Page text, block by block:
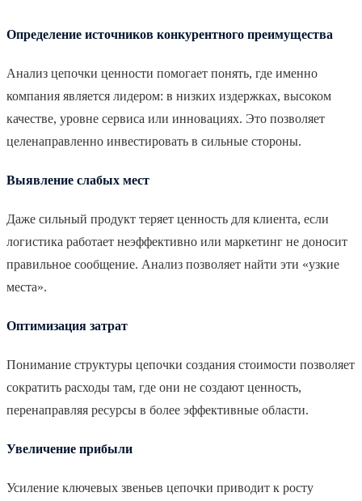
Определение источников конкурентного преимущества
Анализ цепочки ценности помогает понять, где именно
компания является лидером: в низких издержках, высоком
качестве, уровне сервиса или инновациях. Это позволяет
целенаправленно инвестировать в сильные стороны.
Выявление слабых мест
Даже сильный продукт теряет ценность для клиента, если
логистика работает неэффективно или маркетинг не доносит
правильное сообщение. Анализ позволяет найти эти «узкие
места».
Оптимизация затрат
Понимание структуры цепочки создания стоимости позволяет
сократить расходы там, где они не создают ценность,
перенаправляя ресурсы в более эффективные области.
Увеличение прибыли
Усиление ключевых звеньев цепочки приводит к росту